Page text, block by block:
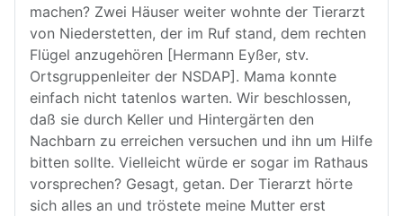
machen? Zwei Häuser weiter wohnte der Tierarzt
von Niederstetten, der im Ruf stand, dem rechten
Flügel anzugehören [Hermann Eyßer, stv.
Ortsgruppenleiter der NSDAP]. Mama konnte
einfach nicht tatenlos warten. Wir beschlossen,
daß sie durch Keller und Hintergärten den
Nachbarn zu erreichen versuchen und ihn um Hilfe
bitten sollte. Vielleicht würde er sogar im Rathaus
vorsprechen? Gesagt, getan. Der Tierarzt hörte
sich alles an und tröstete meine Mutter erst